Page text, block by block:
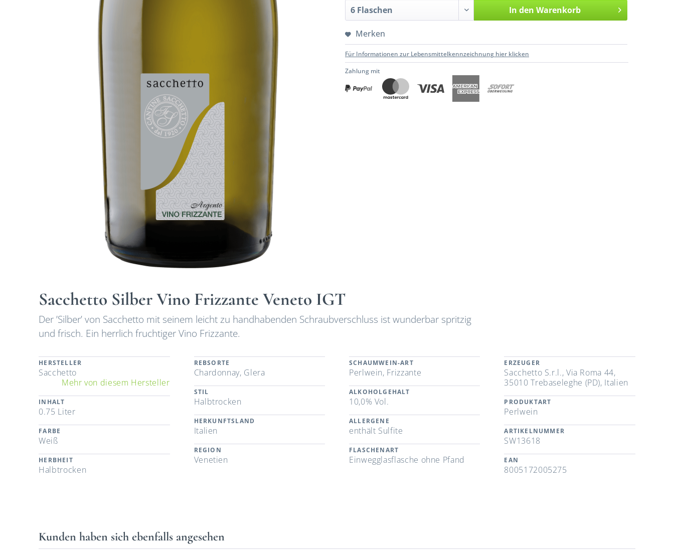
In den Warenkorb
Merken
Für Informationen zur Lebensmittelkennzeichnung hier klicken
Zahlung mit
Sacchetto Silber Vino Frizzante Veneto IGT
Der ’Silber’ von Sacchetto mit seinem leicht zu handhabenden Schraubverschluss ist wunderbar spritzig
und frisch. Ein herrlich fruchtiger Vino Frizzante.
HERSTELLER
Sacchetto
Mehr von diesem Hersteller
INHALT
0.75 Liter
FARBE
Weiß
HERBHEIT
Halbtrocken
REBSORTE
Chardonnay, Glera
STIL
Halbtrocken
HERKUNFTSLAND
Italien
REGION
Venetien
SCHAUMWEIN-ART
Perlwein, Frizzante
ALKOHOLGEHALT
10,0% Vol.
ALLERGENE
enthält Sulfite
FLASCHENART
Einwegglasflasche ohne Pfand
ERZEUGER
Sacchetto S.r.l., Via Roma 44,
35010 Trebaseleghe (PD), Italien
PRODUKTART
Perlwein
ARTIKELNUMMER
SW13618
EAN
8005172005275
Kunden haben sich ebenfalls angesehen